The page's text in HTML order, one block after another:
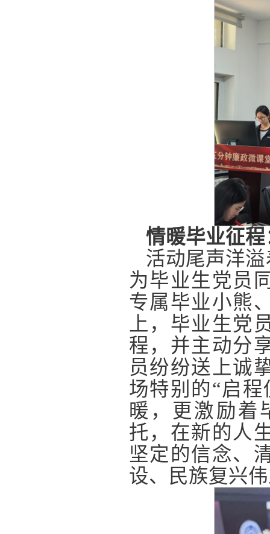
情暖毕业征
活动尾声洋
为毕业生党员
专属毕业小熊
上，毕业生党
程，并主动分
员纷纷送上诚
场特别的“启
暖，更激励着
托，在新的人
坚定的信念、
设、民族复兴